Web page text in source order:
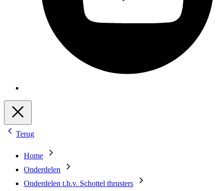
Terug
Home
Onderdelen
Onderdelen t.b.v. Schottel thrusters